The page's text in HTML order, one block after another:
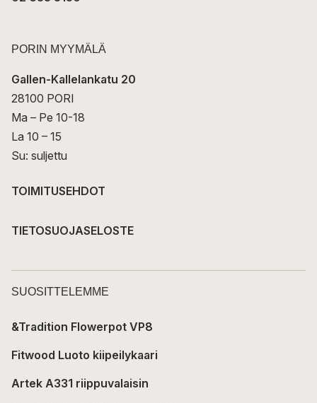
PORIN MYYMÄLÄ
Gallen-Kallelankatu 20
28100 PORI
Ma – Pe 10-18
La 10 – 15
Su: suljettu
TOIMITUSEHDOT
TIETOSUOJASELOSTE
SUOSITTELEMME
&Tradition Flowerpot VP8
Fitwood Luoto kiipeilykaari
Artek A331 riippuvalaisin